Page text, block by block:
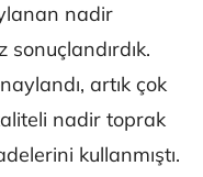
nadir
artık çok
nadir toprak
kullanmıştı.